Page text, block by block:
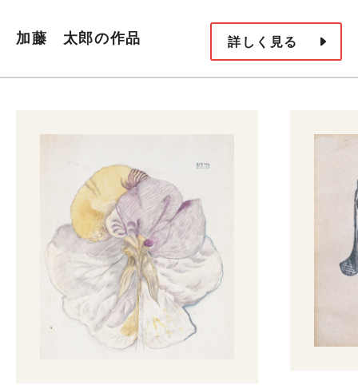
加藤 太郎の作品 詳しく見る